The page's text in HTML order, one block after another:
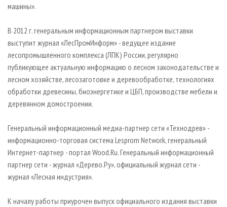
машины».
В 2012 г. генеральным информационным партнером выставки
выступит журнал «ЛесПромИнформ» - ведущее издание
лесопромышленного комплекса (ЛПК) России, регулярно
публикующее актуальную информацию о лесном законодательстве и
лесном хозяйстве, лесозаготовке и деревообработке, технологиях
обработки древесины, биоэнергетике и ЦБП, производстве мебели и
деревянном домостроении.
Генеральный информационный медиа-партнер сети «Технодрев» -
информационно-торговая система Lesprom Network, генеральный
Интернет-партнер - портал Wood.Ru. Генеральный информационный
партнер сети - журнал «Дерево.Ру», официальный журнал сети -
журнал «Лесная индустрия».
К началу работы приурочен выпуск официального издания выставки